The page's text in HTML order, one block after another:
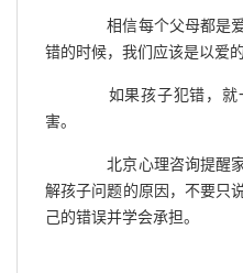
相信每个父母都是爱
错的时候，我们应该是以爱
如果孩子犯错，就
害。
北京心理咨询提醒家
解孩子问题的原因，不要只
己的错误并学会承担。